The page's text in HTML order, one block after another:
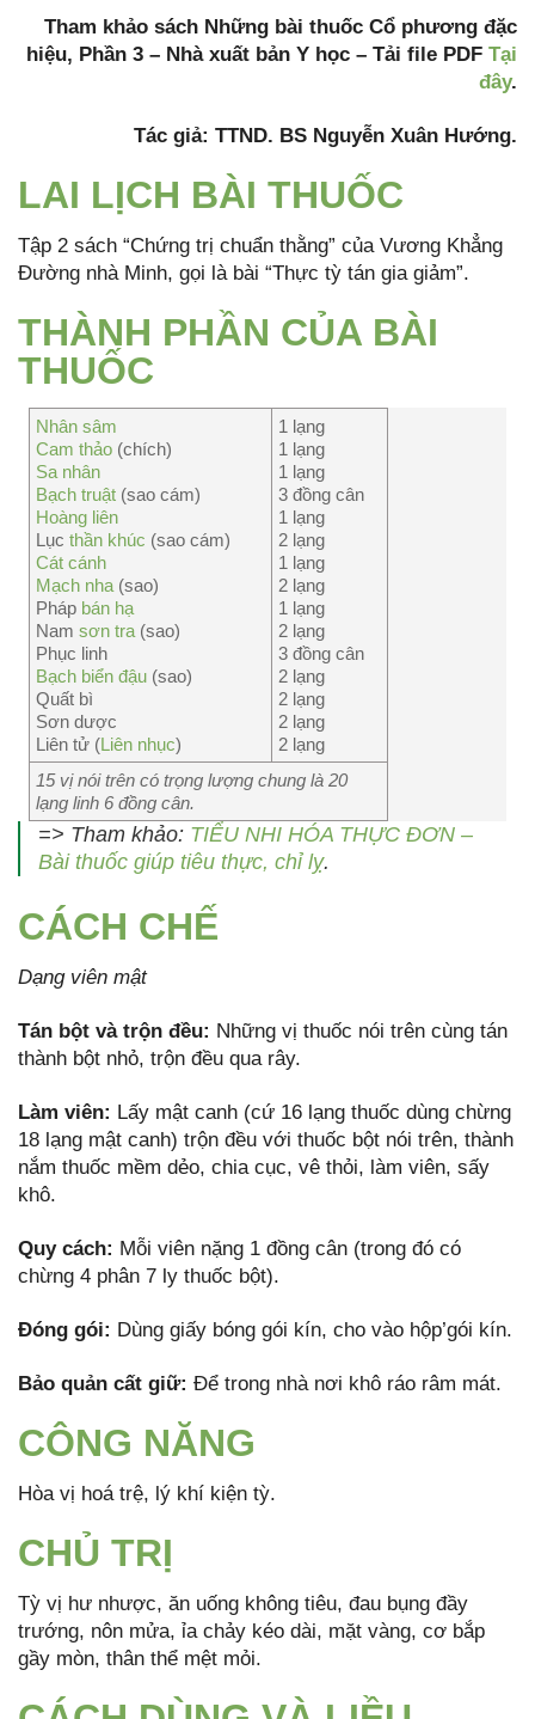
Tham khảo sách Những bài thuốc Cổ phương đặc
hiệu, Phần 3 – Nhà xuất bản Y học – Tải file PDF Tại
đây.
Tác giả: TTND. BS Nguyễn Xuân Hướng.
LAI LỊCH BÀI THUỐC
Tập 2 sách “Chứng trị chuẩn thằng” của Vương Khẳng
Đường nhà Minh, gọi là bài “Thực tỳ tán gia giảm”.
THÀNH PHẦN CỦA BÀI
THUỐC
Nhân sâm
Cam thảo (chích)
Sa nhân
Bạch truật (sao cám)
Hoàng liên
Lục thần khúc (sao cám)
Cát cánh
Mạch nha (sao)
Pháp bán hạ
Nam sơn tra (sao)
Phục linh
Bạch biển đậu (sao)
Quất bì
Sơn dược
Liên tử (Liên nhục)
1 lạng
1 lạng
1 lạng
3 đồng cân
1 lạng
2 lạng
1 lạng
2 lạng
1 lạng
2 lạng
3 đồng cân
2 lạng
2 lạng
2 lạng
2 lạng
15 vị nói trên có trọng lượng chung là 20
lạng linh 6 đồng cân.
=> Tham khảo: TIỂU NHI HÓA THỰC ĐƠN –
Bài thuốc giúp tiêu thực, chỉ lỵ.
CÁCH CHẾ
Dạng viên mật
Tán bột và trộn đều: Những vị thuốc nói trên cùng tán
thành bột nhỏ, trộn đều qua rây.
Làm viên: Lấy mật canh (cứ 16 lạng thuốc dùng chừng
18 lạng mật canh) trộn đều với thuốc bột nói trên, thành
nắm thuốc mềm dẻo, chia cục, vê thỏi, làm viên, sấy
khô.
Quycách: Mỗi viên nặng 1 đồng cân (trong đó có
chừng 4 phân 7 ly thuốc bột).
Đóng gói: Dùng giấy bóng gói kín, cho vào hộp’gói kín.
Bảo quản cất giữ: Để trong nhà nơi khô ráo râm mát.
CÔNG NĂNG
Hòa vị hoá trệ, lý khí kiện tỳ.
CHỦ TRỊ
Tỳ vị hư nhược, ăn uống không tiêu, đau bụng đầy
trướng, nôn mửa, ỉa chảy kéo dài, mặt vàng, cơ bắp
gầy mòn, thân thể mệt mỏi.